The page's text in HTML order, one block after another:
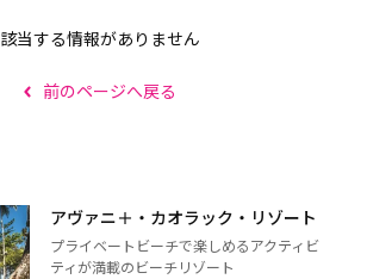
該当する情報がありません
前のページへ戻る
アヴァニ＋・カオラック・リゾート
プライベートビーチで楽しめるアクティビ
ティが満載のビーチリゾート